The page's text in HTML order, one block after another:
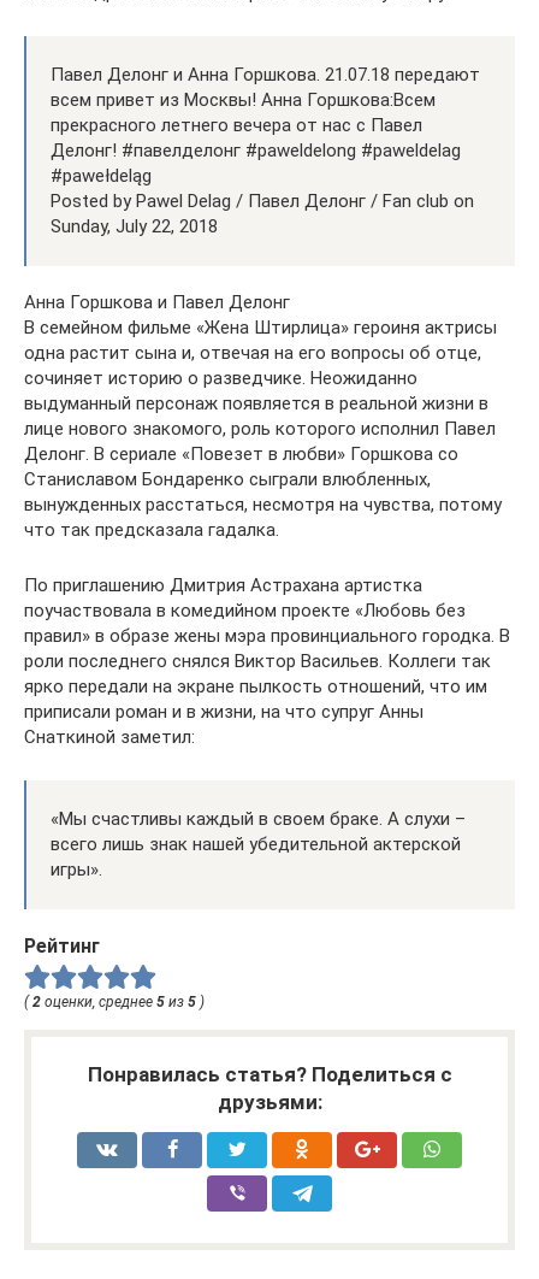
Павел Делонг и Анна Горшкова. 21.07.18 передают
всем привет из Москвы! Анна Горшкова:Всем
прекрасного летнего вечера от нас с Павел
Делонг! #павелделонг #paweldelong #paweldelag
#pawełdeląg
Posted by Pawel Delag / Павел Делонг / Fan club on
Sunday, July 22, 2018
Анна Горшкова и Павел Делонг
В семейном фильме «Жена Штирлица» героиня актрисы
одна растит сына и, отвечая на его вопросы об отце,
сочиняет историю о разведчике. Неожиданно
выдуманный персонаж появляется в реальной жизни в
лице нового знакомого, роль которого исполнил Павел
Делонг. В сериале «Повезет в любви» Горшкова со
Станиславом Бондаренко сыграли влюбленных,
вынужденных расстаться, несмотря на чувства, потому
что так предсказала гадалка.
По приглашению Дмитрия Астрахана артистка
поучаствовала в комедийном проекте «Любовь без
правил» в образе жены мэра провинциального городка. В
роли последнего снялся Виктор Васильев. Коллеги так
ярко передали на экране пылкость отношений, что им
приписали роман и в жизни, на что супруг Анны
Снаткиной заметил:
«Мы счастливы каждый в своем браке. А слухи –
всего лишь знак нашей убедительной актерской
игры».
Рейтинг
( 2 оценки, среднее 5 из 5 )
Понравилась статья? Поделиться с
друзьями: